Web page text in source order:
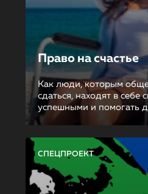
Право на счастье
Как люди, которым
сдаться, находят в себе
успешными и помогать
СПЕЦПРОЕКТ